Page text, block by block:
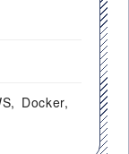
Docker